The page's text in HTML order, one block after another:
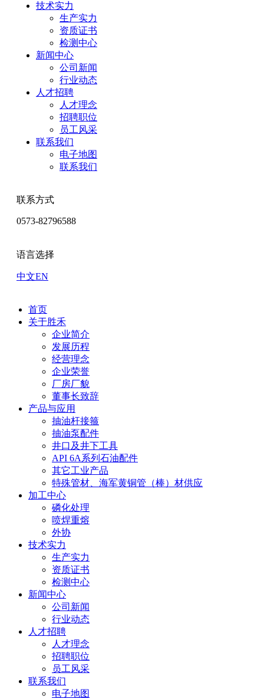
技术实力
生产实力
资质证书
检测中心
新闻中心
公司新闻
行业动态
人才招聘
人才理念
招聘职位
员工风采
联系我们
电子地图
联系我们
联系方式
0573-82796588
语言选择
中文EN
首页
关于胜禾
企业简介
发展历程
经营理念
企业荣誉
厂房厂貌
董事长致辞
产品与应用
抽油杆接箍
抽油泵配件
井口及井下工具
API 6A系列石油配件
其它工业产品
特殊管材、海军黄铜管（棒）材供应
加工中心
磷化处理
喷焊重熔
外协
技术实力
生产实力
资质证书
检测中心
新闻中心
公司新闻
行业动态
人才招聘
人才理念
招聘职位
员工风采
联系我们
电子地图